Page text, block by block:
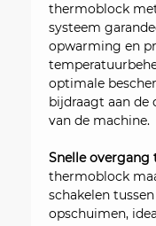
thermoblock
systeem
opwarming en
optimale
bijdraagt aan de
van de machine.
Snelle overgang
thermoblock
schakelen
opschuimen,